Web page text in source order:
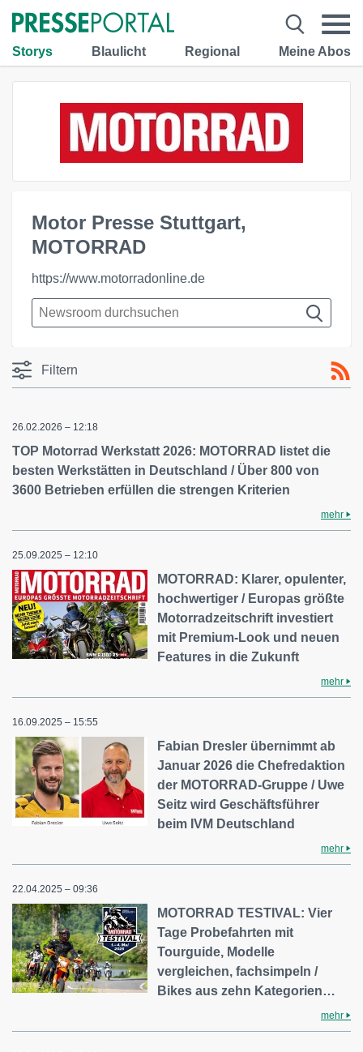
Storys Blaulicht Regional Meine Abos
Motor Presse Stuttgart,
MOTORRAD
https://www.motorradonline.de
Filtern
26.02.2026 – 12:18
TOP Motorrad Werkstatt 2026: MOTORRAD listet die
besten Werkstätten in Deutschland / Über 800 von
3600 Betrieben erfüllen die strengen Kriterien
mehr
25.09.2025 – 12:10
MOTORRAD: Klarer, opulenter,
hochwertiger / Europas größte
Motorradzeitschrift investiert
mit Premium-Look und neuen
Features in die Zukunft
mehr
16.09.2025 – 15:55
Fabian Dresler übernimmt ab
Januar 2026 die Chefredaktion
der MOTORRAD-Gruppe / Uwe
Seitz wird Geschäftsführer
beim IVM Deutschland
mehr
22.04.2025 – 09:36
MOTORRAD TESTIVAL: Vier
Tage Probefahrten mit
Tourguide, Modelle
vergleichen, fachsimpeln /
Bikes aus zehn Kategorien…
mehr